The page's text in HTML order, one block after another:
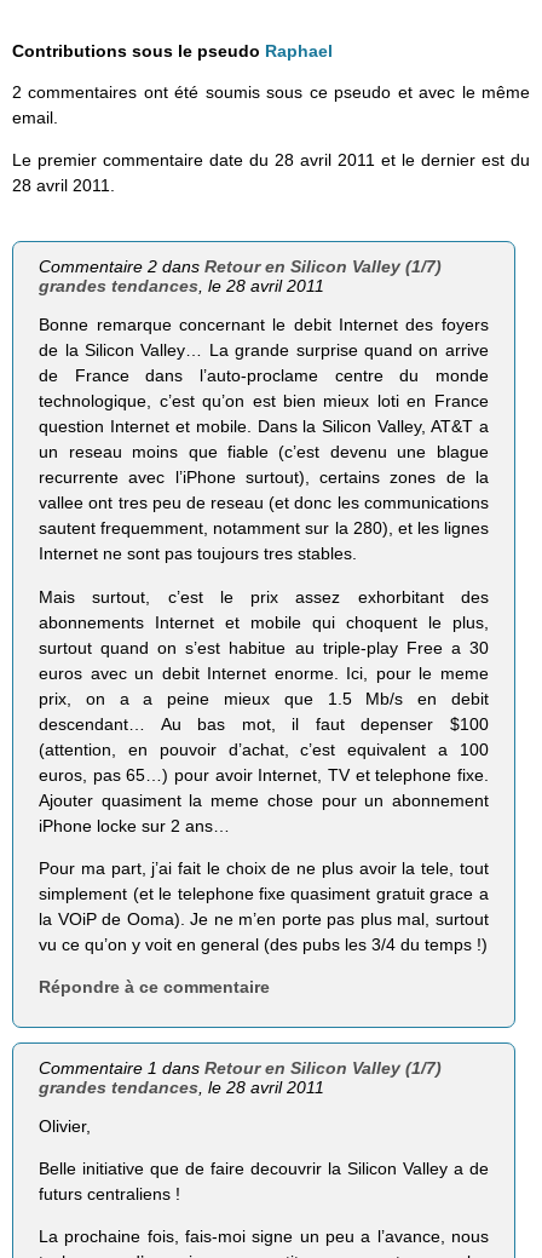
Contributions sous le pseudo Raphael
2 commentaires ont été soumis sous ce pseudo et avec le même
email.
Le premier commentaire date du 28 avril 2011 et le dernier est du
28 avril 2011.
Commentaire 2 dansRetour en Silicon Valley (1/7)
grandes tendances, le 28 avril 2011
Bonne remarque concernant le debit Internet des foyers
de la Silicon Valley… La grande surprise quand on arrive
de France dans l’auto-proclame centre du monde
technologique, c’est qu’on est bien mieux loti en France
question Internet et mobile. Dans la Silicon Valley, AT&T a
un reseau moins que fiable (c’est devenu une blague
recurrente avec l’iPhone surtout), certains zones de la
vallee ont tres peu de reseau (et donc les communications
sautent frequemment, notamment sur la 280), et les lignes
Internet ne sont pas toujours tres stables.
Mais surtout, c’est le prix assez exhorbitant des
abonnements Internet et mobile qui choquent le plus,
surtout quand on s’est habitue au triple-play Free a 30
euros avec un debit Internet enorme. Ici, pour le meme
prix, on a a peine mieux que 1.5 Mb/s en debit
descendant… Au bas mot, il faut depenser $100
(attention, en pouvoir d’achat, c’est equivalent a 100
euros, pas 65…) pour avoir Internet, TV et telephone fixe.
Ajouter quasiment la meme chose pour un abonnement
iPhone locke sur 2 ans…
Pour ma part, j’ai fait le choix de ne plus avoir la tele, tout
simplement (et le telephone fixe quasiment gratuit grace a
la VOiP de Ooma). Je ne m’en porte pas plus mal, surtout
vu ce qu’on y voit en general (des pubs les 3/4 du temps !)
Répondre à ce commentaire
Commentaire 1 dansRetour en Silicon Valley (1/7)
grandes tendances , le 28 avril 2011
Olivier,
Belle initiative que de faire decouvrir la Silicon Valley a de
futurs centraliens !
La prochaine fois, fais-moi signe un peu a l’avance, nous